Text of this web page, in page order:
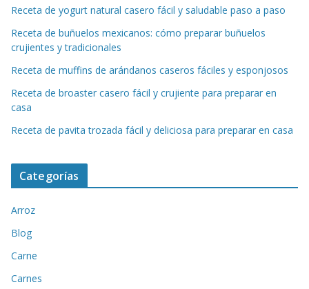
Receta de yogurt natural casero fácil y saludable paso a paso
Receta de buñuelos mexicanos: cómo preparar buñuelos
crujientes y tradicionales
Receta de muffins de arándanos caseros fáciles y esponjosos
Receta de broaster casero fácil y crujiente para preparar en
casa
Receta de pavita trozada fácil y deliciosa para preparar en casa
Categorías
Arroz
Blog
Carne
Carnes